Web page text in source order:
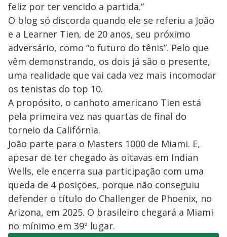
feliz por ter vencido a partida.”
O blog só discorda quando ele se referiu a João
e a Learner Tien, de 20 anos, seu próximo
adversário, como “o futuro do tênis”. Pelo que
vêm demonstrando, os dois já são o presente,
uma realidade que vai cada vez mais incomodar
os tenistas do top 10.
A propósito, o canhoto americano Tien está
pela primeira vez nas quartas de final do
torneio da Califórnia.
João parte para o Masters 1000 de Miami. E,
apesar de ter chegado às oitavas em Indian
Wells, ele encerra sua participação com uma
queda de 4 posições, porque não conseguiu
defender o título do Challenger de Phoenix, no
Arizona, em 2025. O brasileiro chegará a Miami
no mínimo em 39º lugar.